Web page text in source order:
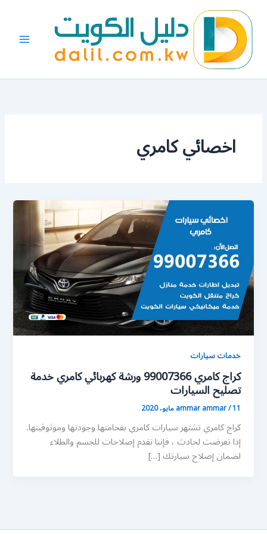
المحتوى
اخصائي كامري
خدمات سيارات
كراج كامري 99007366 ورشة كهربائي كامري خدمة
تصليح السيارات
ammar ammar/11 مايو، 2020
كراج كامري تشتهر سيارات كامري بفخامتها وجودتها وموثوقيتها.
إذا تعرضت لحادث ، فإننا نقدم إصلاحات للجسم والطلاء
لضمان إصلاح سيارتك […]